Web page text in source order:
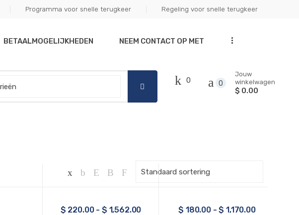
Programma voor snelle terugkeer Regeling voor snelle terugkeer
BETAALMOGELIJKHEDEN NEEM CONTACT OP MET ...
0 0
Jouw
winkelwagen
$ 0.00
$ 220.00- $ 1,562.00 $ 180.00-$ 1,170.00